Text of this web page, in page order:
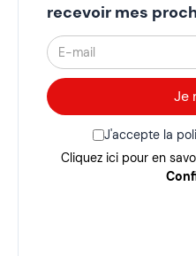
recevoir mes
J'accepte la
Cliquez ici pour en